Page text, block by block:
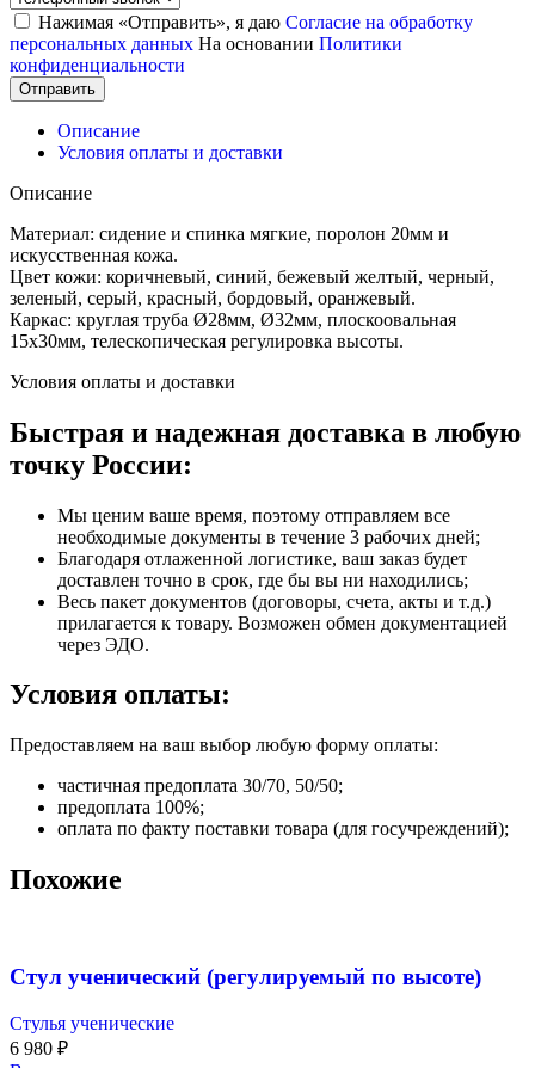
Нажимая «Отправить», я даю Согласие на обработку
персональных данных На основании Политики
конфиденциальности
Отправить
Описание
Условия оплаты и доставки
Описание
Материал: сидение и спинка мягкие, поролон 20мм и
искусственная кожа.
Цвет кожи: коричневый, синий, бежевый желтый, черный,
зеленый, серый, красный, бордовый, оранжевый.
Каркас: круглая труба Ø28мм, Ø32мм, плоскоовальная
15х30мм, телескопическая регулировка высоты.
Условия оплаты и доставки
Быстрая и надежная доставка в любую
точку России:
Мы ценим ваше время, поэтому отправляем все
необходимые документы в течение 3 рабочих дней;
Благодаря отлаженной логистике, ваш заказ будет
доставлен точно в срок, где бы вы ни находились;
Весь пакет документов (договоры, счета, акты и т.д.)
прилагается к товару. Возможен обмен документацией
через ЭДО.
Условия оплаты:
Предоставляем на ваш выбор любую форму оплаты:
частичная предоплата 30/70, 50/50;
предоплата 100%;
оплата по факту поставки товара (для госучреждений);
Похожие
Стул ученический (регулируемый по высоте)
Стулья ученические
6 980 ₽